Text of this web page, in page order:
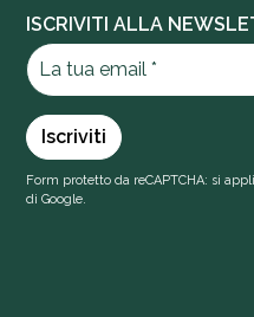
ISCRIVITI ALLA
Form protetto da reCAPTCHA: si
di Google.